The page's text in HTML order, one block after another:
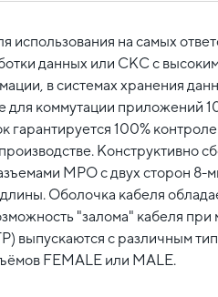
использования на самых
данных или СКС с
в системах хранения
для коммутации приложений
гарантируется 100%
Конструктивно
MPO c двух сторон 8-
Оболочка кабеля
"залома" кабеля
выпускаются с различным
FEMALE или MALE.